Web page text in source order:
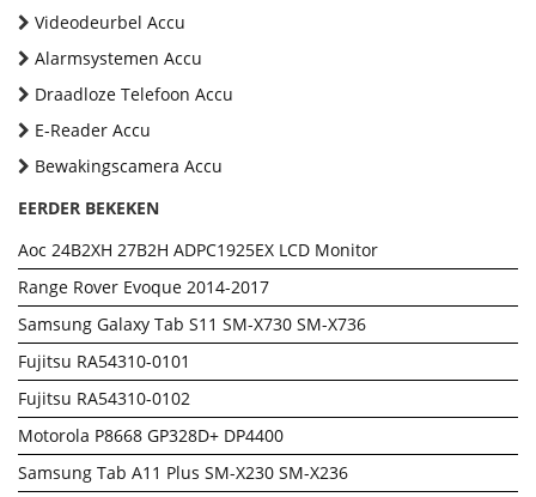
Videodeurbel Accu
Alarmsystemen Accu
Draadloze Telefoon Accu
E-Reader Accu
Bewakingscamera Accu
EERDER BEKEKEN
Aoc 24B2XH 27B2H ADPC1925EX LCD Monitor
Range Rover Evoque 2014-2017
Samsung Galaxy Tab S11 SM-X730 SM-X736
Fujitsu RA54310-0101
Fujitsu RA54310-0102
Motorola P8668 GP328D+ DP4400
Samsung Tab A11 Plus SM-X230 SM-X236